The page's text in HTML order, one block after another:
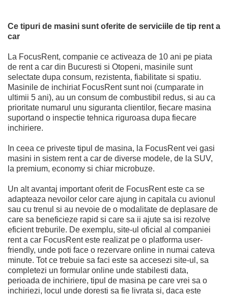
Ce tipuri de masini sunt oferite de serviciile de tip rent a
car
La FocusRent, companie ce activeaza de 10 ani pe piata
de rent a car din Bucuresti si Otopeni, masinile sunt
selectate dupa consum, rezistenta, fiabilitate si spatiu.
Masinile de inchiriat FocusRent sunt noi (cumparate in
ultimii 5 ani), au un consum de combustibil redus, si au ca
prioritate numarul unu siguranta clientilor, fiecare masina
suportand o inspectie tehnica riguroasa dupa fiecare
inchiriere.
In ceea ce priveste tipul de masina, la FocusRent vei gasi
masini in sistem rent a car de diverse modele, de la SUV,
la premium, economy si chiar microbuze.
Un alt avantaj important oferit de FocusRent este ca se
adapteaza nevoilor celor care ajung in capitala cu avionul
sau cu trenul si au nevoie de o modalitate de deplasare de
care sa beneficieze rapid si care sa ii ajute sa isi rezolve
eficient treburile. De exemplu, site-ul oficial al companiei
rent a car FocusRent este realizat pe o platforma user-
friendly, unde poti face o rezervare online in numai cateva
minute. Tot ce trebuie sa faci este sa accesezi site-ul, sa
completezi un formular online unde stabilesti data,
perioada de inchiriere, tipul de masina pe care vrei sa o
inchiriezi, locul unde doresti sa fie livrata si, daca este